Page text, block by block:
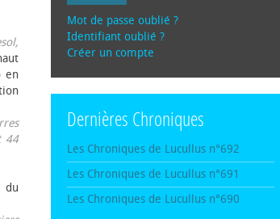
en
44
du
Mot de passe oublié ?
Identifiant oublié ?
Créer un compte
Dernières Chroniques
Les Chroniques de Lucullus n°692
Les Chroniques de Lucullus n°691
Les Chroniques de Lucullus n°690